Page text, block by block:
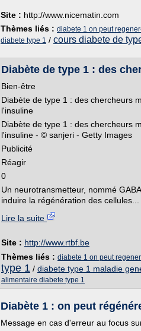
Site : http://www.nicematin.com
Thèmes liés : diabete 1 on peut
diabete type 1 / cours diabete de
Diabète de type 1 : des
Bien-être
Diabète de type 1 : des chercheurs
l'insuline
Diabète de type 1 : des chercheurs
l'insuline - © sanjeri - Getty Images
Publicité
Réagir
0
Un neurotransmetteur, nommé
induire la régénération des cellules...
Lire la suite
Site : http://www.rtbf.be
Thèmes liés : diabete 1 on peut
type 1 / diabete type 1 maladie
alimentaire diabete type 1
Diabète 1 : on peut
Message en cas d'erreur au focus